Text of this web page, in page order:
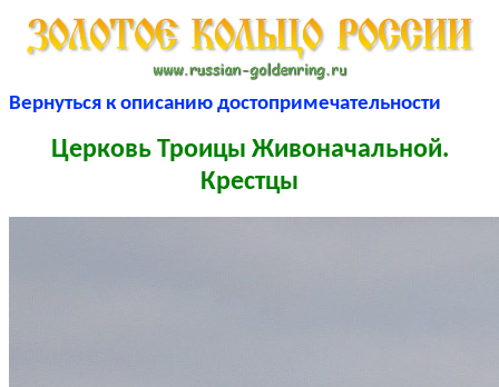
Вернуться к описанию достопримечательности
Церковь Троицы Живоначальной.
Крестцы